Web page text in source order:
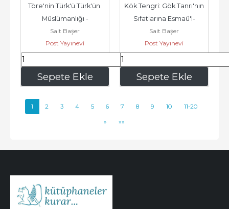
Sepete Ekle
Töre'nin Türk'ü Türk'ün
Müslümanlığı -
Sait Başer
Post Yayınevi
350,00 Sepete Ekle
Kök Tengri: Gök Tanrı'nın
Sıfatlarına Esmaü'l-
Hüsna Açısından Bakış -
Sait Başer
Post Yayınevi
154,00
1 2 3 4 5 6 7 8 9 10 11-20
» »»